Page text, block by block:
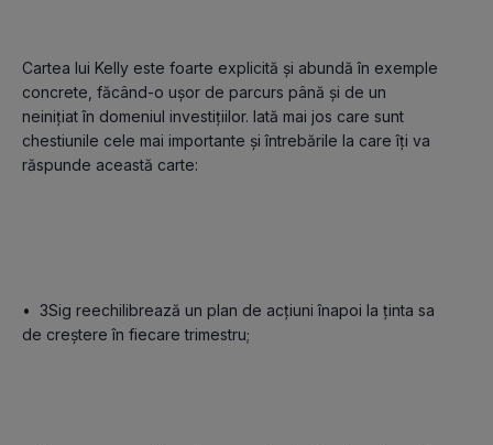
Cartea lui Kelly este foarte explicită și abundă în exemple
concrete, făcând-o ușor de parcurs până și de un
neinițiat în domeniul investițiilor. Iată mai jos care sunt
chestiunile cele mai importante și întrebările la care îți va
răspunde această carte:
•	3Sig reechilibrează un plan de acțiuni înapoi la ținta sa
de creștere în fiecare trimestru;